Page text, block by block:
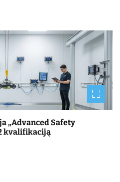
„Advanced Safety
kvalifikaciją